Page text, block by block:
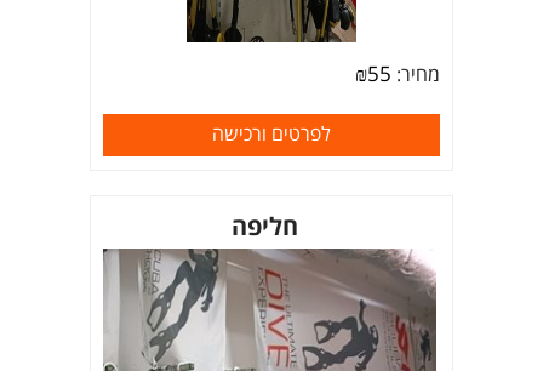
מחיר: ₪55
לפרטים ורכישה
חליפה